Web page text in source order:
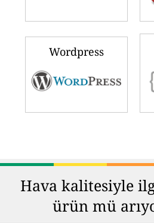
Wordpress
Hava kalitesiyle
ürün mü